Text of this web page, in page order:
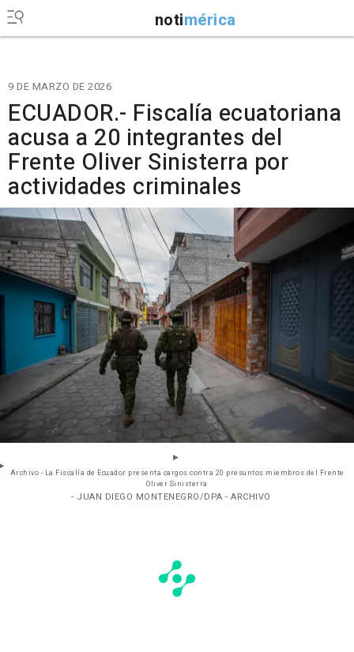
notimérica
9 DE MARZO DE 2026
ECUADOR.- Fiscalía ecuatoriana
acusa a 20 integrantes del
Frente Oliver Sinisterra por
actividades criminales
Archivo - La Fiscalía de Ecuador presenta cargos contra 20 presuntos miembros del Frente
Oliver Sinisterra
- JUAN DIEGO MONTENEGRO/DPA - ARCHIVO